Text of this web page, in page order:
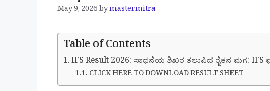
May 9, 2026bymastermitra
Table of Contents
IFS Result 2026: ಸಾಧನೆಯ ಶಿಖರ ತಲುಪಿದ ರೈತನ ಮಗ: IFS
CLICK HERE TO DOWNLOAD RESULT SHEET